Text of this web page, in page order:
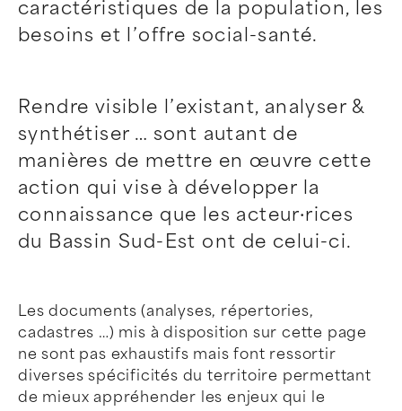
caractéristiques de la population, les
besoins et l’offre social-santé.
Rendre visible l’existant, analyser &
synthétiser … sont autant de
manières de mettre en œuvre cette
action qui vise à développer la
connaissance que les acteur·rices
du Bassin Sud-Est ont de celui-ci.
Les documents (analyses, répertories,
cadastres …) mis à disposition sur cette page
ne sont pas exhaustifs mais font ressortir
diverses spécificités du territoire permettant
de mieux appréhender les enjeux qui le